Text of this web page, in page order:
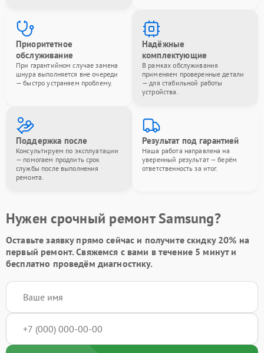
Приоритетное
обслуживание
При гарантийном случае замена
шнура выполняется вне очереди
— быстро устраняем проблему.
Надёжные
комплектующие
В рамках обслуживания
применяем проверенные детали
— для стабильной работы
устройства.
Поддержка после
Консультируем по эксплуатации
— помогаем продлить срок
службы после выполнения
ремонта.
Результат под гарантией
Наша работа направлена на
уверенный результат — берём
ответственность за итог.
Нужен срочный ремонт Samsung?
Оставьте заявкупрямо сейчас и получите скидку 20% на
первый ремонт. Свяжемся с вами в течение 5 минут и
бесплатно проведём диагностику.